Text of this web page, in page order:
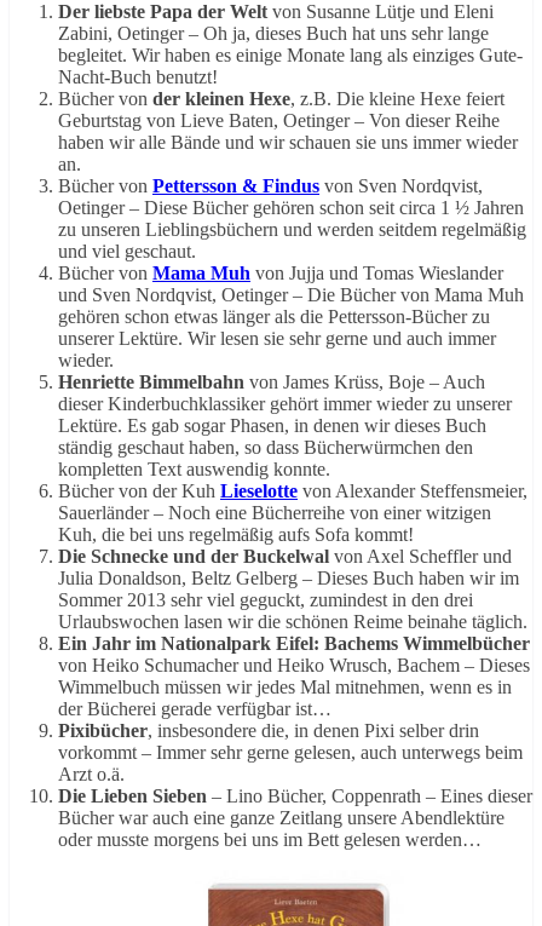
Der liebste Papa der Welt von Susanne Lütje und Eleni
Zabini, Oetinger – Oh ja, dieses Buch hat uns sehr lange
begleitet. Wir haben es einige Monate lang als einziges Gute-
Nacht-Buch benutzt!
Bücher von der kleinen Hexe, z.B. Die kleine Hexe feiert
Geburtstag von Lieve Baten, Oetinger – Von dieser Reihe
haben wir alle Bände und wir schauen sie uns immer wieder
an.
Bücher von Pettersson & Findus von Sven Nordqvist,
Oetinger – Diese Bücher gehören schon seit circa 1 ½ Jahren
zu unseren Lieblingsbüchern und werden seitdem regelmäßig
und viel geschaut.
Bücher von Mama Muh von Jujja und Tomas Wieslander
und Sven Nordqvist, Oetinger – Die Bücher von Mama Muh
gehören schon etwas länger als die Pettersson-Bücher zu
unserer Lektüre. Wir lesen sie sehr gerne und auch immer
wieder.
Henriette Bimmelbahn von James Krüss, Boje – Auch
dieser Kinderbuchklassiker gehört immer wieder zu unserer
Lektüre. Es gab sogar Phasen, in denen wir dieses Buch
ständig geschaut haben, so dass Bücherwürmchen den
kompletten Text auswendig konnte.
Bücher von der Kuh Lieselotte von Alexander Steffensmeier,
Sauerländer – Noch eine Bücherreihe von einer witzigen
Kuh, die bei uns regelmäßig aufs Sofa kommt!
Die Schnecke und der Buckelwal von Axel Scheffler und
Julia Donaldson, Beltz Gelberg – Dieses Buch haben wir im
Sommer 2013 sehr viel geguckt, zumindest in den drei
Urlaubswochen lasen wir die schönen Reime beinahe täglich.
Ein Jahr im Nationalpark Eifel: Bachems Wimmelbücher
von Heiko Schumacher und Heiko Wrusch, Bachem – Dieses
Wimmelbuch müssen wir jedes Mal mitnehmen, wenn es in
der Bücherei gerade verfügbar ist…
Pixibücher, insbesondere die, in denen Pixi selber drin
vorkommt – Immer sehr gerne gelesen, auch unterwegs beim
Arzt o.ä.
Die Lieben Sieben – Lino Bücher, Coppenrath – Eines dieser
Bücher war auch eine ganze Zeitlang unsere Abendlektüre
oder musste morgens bei uns im Bett gelesen werden…